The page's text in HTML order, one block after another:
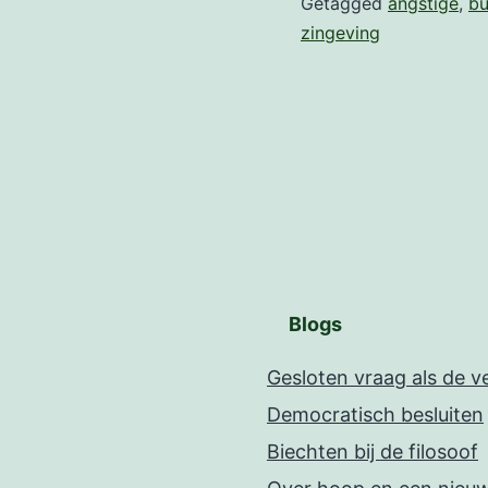
zingeving
Blogs
Gesloten vraag als de
Democratisch besluiten
Biechten bij de filosoof